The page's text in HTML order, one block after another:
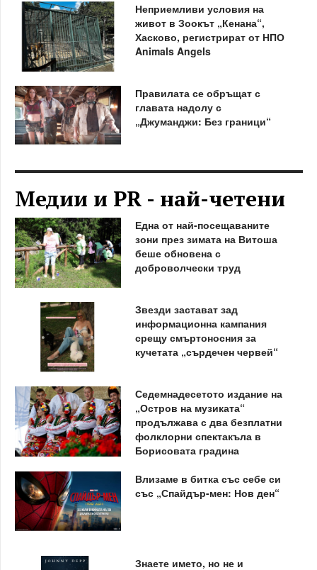
Неприемливи условия на
живот в Зоокът „Кенана“,
Хасково, регистрират от НПО
Animals Angels
Правилата се обръщат с
главата надолу с
„Джуманджи: Без граници“
Медии и PR - най-четени
Една от най-посещаваните
зони през зимата на Витоша
беше обновена с
доброволчески труд
Звезди застават зад
информационна кампания
срещу смъртоносния за
кучетата „сърдечен червей“
Седемнадесетото издание на
„Остров на музиката“
продължава с два безплатни
фолклорни спектакъла в
Борисовата градина
Влизаме в битка със себе си
със „Спайдър-мен: Нов ден“
Знаете името, но не и